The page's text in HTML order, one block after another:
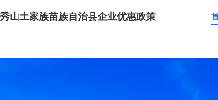
秀山土家族苗族自治县企业优惠政策